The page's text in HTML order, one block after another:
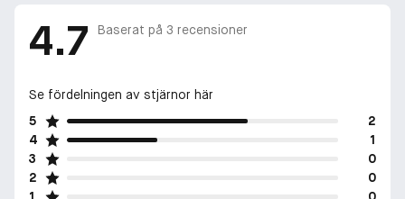
4.7 Baserat på 3 recensioner
Se fördelningen av stjärnor här
5
2
4
1
3
0
2
0